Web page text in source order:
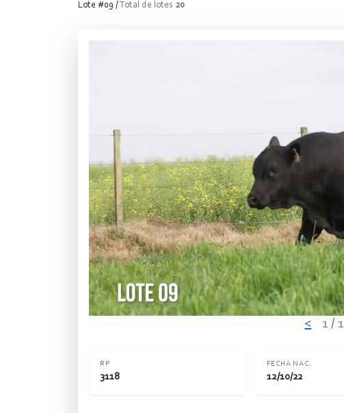
Lote #09 / Total de lotes 20
< 1 / 1
RP
3118
FECHA NAC.
12/10/22